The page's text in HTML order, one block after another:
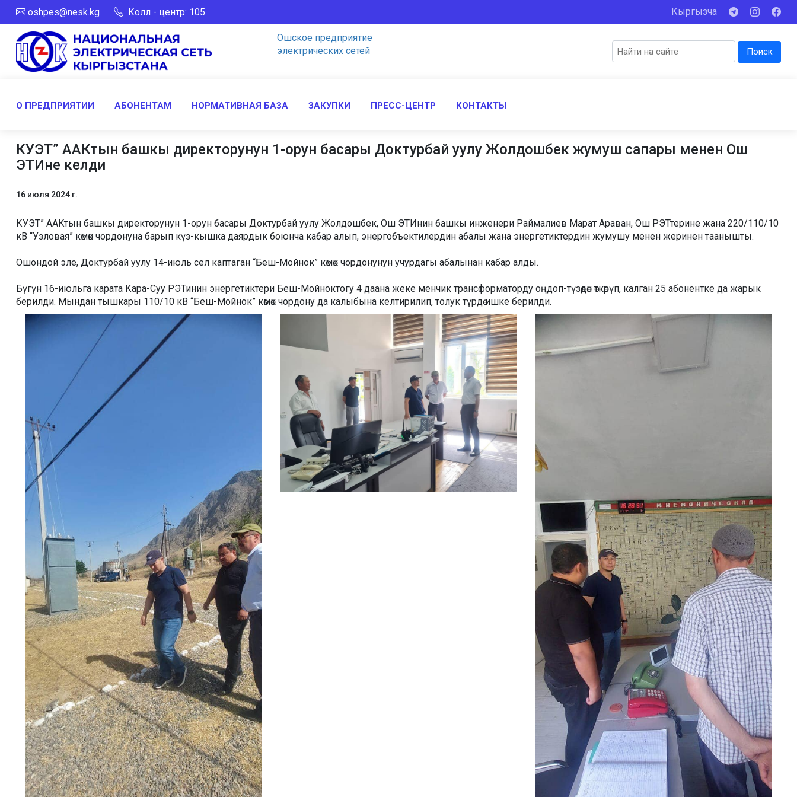
oshpes@nesk.kg Колл - центр: 105 Кыргызча
Ошское предприятие
электрических сетей
Поиск
О ПРЕДПРИЯТИИ АБОНЕНТАМ НОРМАТИВНАЯ БАЗА ЗАКУПКИ ПРЕСС-ЦЕНТР КОНТАКТЫ
КУЭТ” ААКтын башкы директорунун 1-орун басары Доктурбай уулу Жолдошбек жумуш сапары менен Ош
ЭТИне келди
16 июля 2024 г.
КУЭТ” ААКтын башкы директорунун 1-орун басары Доктурбай уулу Жолдошбек, Ош ЭТИнин башкы инженери Раймалиев Марат Араван, Ош РЭТтерине жана 220/110/10
кВ “Узловая” көмөк чордонуна барып күз-кышка даярдык боюнча кабар алып, энергобъектилердин абалы жана энергетиктердин жумушу менен жеринен таанышты.
Ошондой эле, Доктурбай уулу 14-июль сел каптаган “Беш-Мойнок” көмөк чордонунун учурдагы абалынан кабар алды.
Бүгүн 16-июльга карата Кара-Суу РЭТинин энергетиктери Беш-Мойноктогу 4 даана жеке менчик трансформаторду оңдоп-түзөөдөн өткөрүп, калган 25 абонентке да жарык
берилди. Мындан тышкары 110/10 кВ “Беш-Мойнок” көмөк чордону да калыбына келтирилип, толук түрдө ишке берилди.